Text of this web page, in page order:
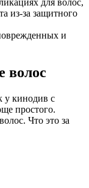
для волос,
из-за защитного
и
волос
у кинодив с
простого.
Что это за